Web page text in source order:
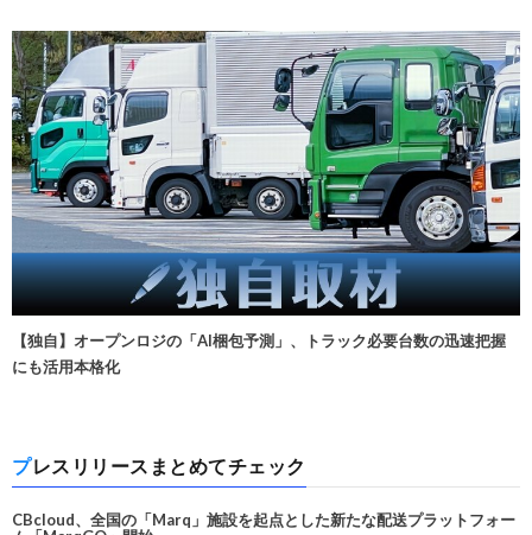
【独自】オープンロジの「AI梱包予測」、トラック必要台数の迅速把握
にも活用本格化
プレスリリースまとめてチェック
CBcloud、全国の「Marq」施設を起点とした新たな配送プラットフォー